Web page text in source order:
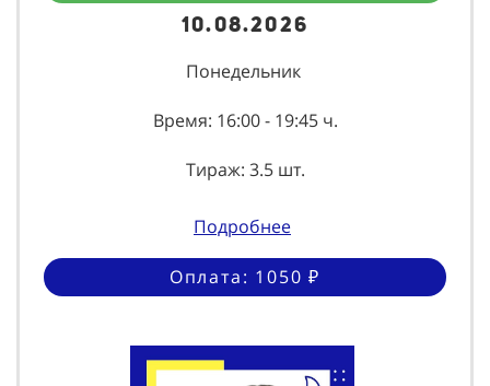
10.08.2026
Понедельник
Время: 16:00 - 19:45 ч.
Тираж: 3.5 шт.
Подробнее
Оплата: 1050 ₽